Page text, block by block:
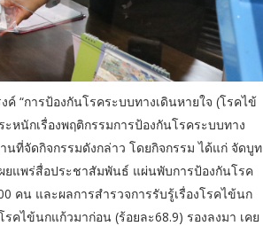
“การป้องกันโรคระบบทางเดินหายใจ (โรคไข้
หนักเรื่องพฤติกรรมการป้องกันโรคระบบทาง
ที่จัดกิจกรรมดังกล่าว โดยกิจกรรม ได้แก่ จัดบูท
ยแพร่สื่อประชาสัมพันธ์ แผ่นพับการป้องกันโรค
คน และผลการสำรวจการรับรู้เรื่องโรคไข้นก
ไข้นกแก้วมาก่อน (ร้อยละ68.9) รองลงมา เคย